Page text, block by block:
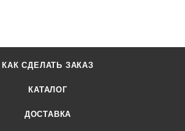
КАК СДЕЛАТЬ ЗАКАЗ
КАТАЛОГ
ДОСТАВКА